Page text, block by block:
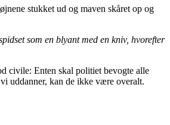
stukket ud og maven skåret op og
som en blyant med en kniv, hvorefter
civile: Enten skal politiet bevogte alle
uddanner, kan de ikke være overalt.